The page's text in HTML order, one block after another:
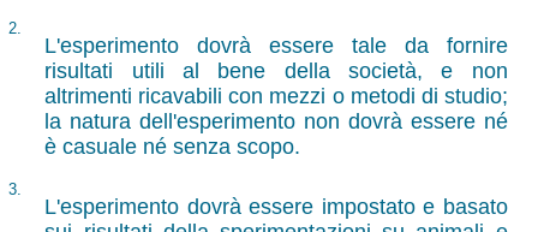
2.
L'esperimento dovrà essere tale da fornire
risultati utili al bene della società, e non
altrimenti ricavabili con mezzi o metodi di studio;
la natura dell'esperimento non dovrà essere né
è casuale né senza scopo.
3.
L'esperimento dovrà essere impostato e basato